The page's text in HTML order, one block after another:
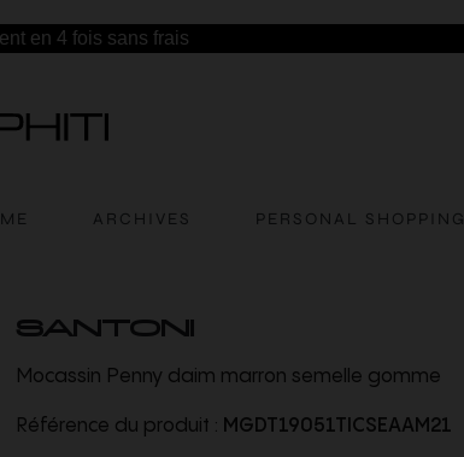
en 4 fois sans frais
ARCHIVES PERSONAL SHOPPING
SANTONI
Mocassin Penny daim marron semelle gomme
Référence du produit : MGDT19051TICSEAAM21